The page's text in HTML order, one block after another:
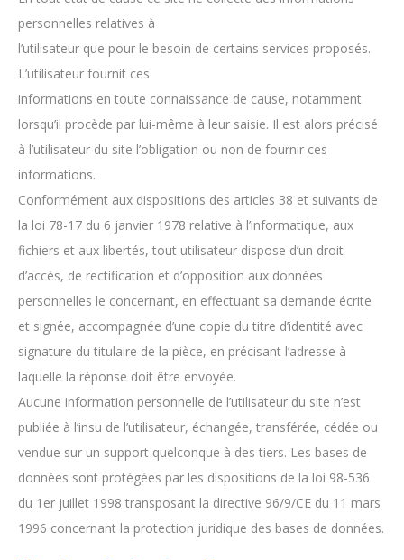
personnelles relatives à
l’utilisateur que pour le besoin de certains services proposés.
L’utilisateur fournit ces
informations en toute connaissance de cause, notamment
lorsqu’il procède par lui-même à leur saisie. Il est alors précisé
à l’utilisateur du site l’obligation ou non de fournir ces
informations.
Conformément aux dispositions des articles 38 et suivants de
la loi 78-17 du 6 janvier 1978 relative à l’informatique, aux
fichiers et aux libertés, tout utilisateur dispose d’un droit
d’accès, de rectification et d’opposition aux données
personnelles le concernant, en effectuant sa demande écrite
et signée, accompagnée d’une copie du titre d’identité avec
signature du titulaire de la pièce, en précisant l’adresse à
laquelle la réponse doit être envoyée.
Aucune information personnelle de l’utilisateur du site n’est
publiée à l’insu de l’utilisateur, échangée, transférée, cédée ou
vendue sur un support quelconque à des tiers. Les bases de
données sont protégées par les dispositions de la loi 98-536
du 1er juillet 1998 transposant la directive 96/9/CE du 11 mars
1996 concernant la protection juridique des bases de données.